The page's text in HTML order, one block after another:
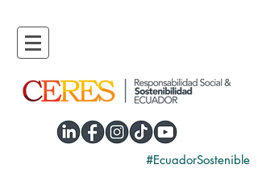
#EcuadorSostenible